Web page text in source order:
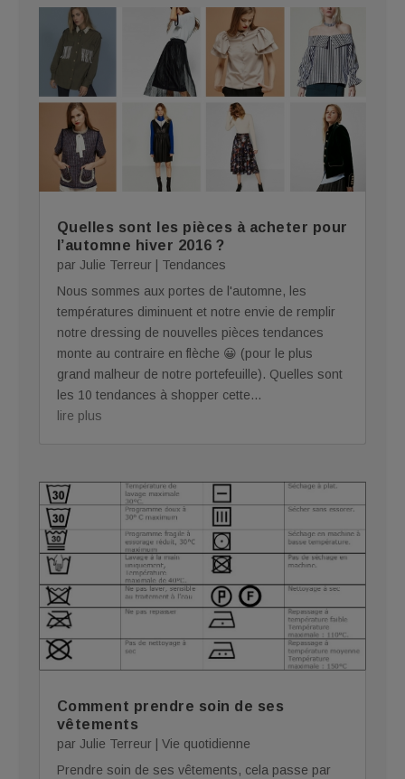
Quelles sont les pièces à acheter pour
l’automne hiver 2016 ?
par Julie Terreur
Tendances
Nous sommes aux portes de l'automne, les
températures diminuent et notre envie de remplir
notre dressing de nouvelles pièces tendances
monte au contraire en flèche 😀 (pour le plus
grand malheur de notre portefeuille). Quelles sont
les 10 tendances à shopper cette...
lire plus
Comment prendre soin de ses
vêtements
par Julie Terreur
Vie quotidienne
Prendre soin de ses vêtements, cela passe par